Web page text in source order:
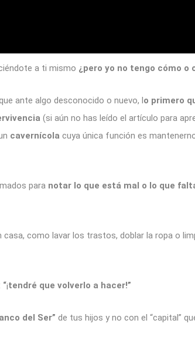
a ti mismo ¿pero yo no tengo cómo o
ante algo desconocido o nuevo, lo primero
(si aún no has leído el artículo para
cavernícola cuya única función es
para notar lo que está mal o lo que
casa, como lavar los trastos, doblar la ropa o
“¡tendré que volverlo a hacer!”
del Ser” de tus hijos y no con el “capital”